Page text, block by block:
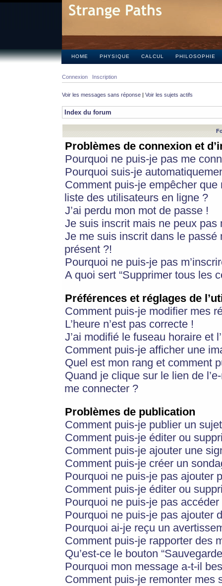
HOME PHYSIQUE CALCUL PHILOSOPHIE
Connexion Inscription
Voir les messages sans réponse | Voir les sujets actifs
Index du forum
Problèmes de connexion et
Pourquoi ne puis-je pas me
Pourquoi suis-je
Comment puis-je empêcher
liste des utilisateurs en ligne ?
J’ai perdu mon mot de passe !
Je suis inscrit mais ne peux pas
Je me suis inscrit dans le
présent ?!
Pourquoi ne puis-je pas
A quoi sert “Supprimer tous les
Préférences et réglages de
Comment puis-je modifier mes
L’heure n’est pas correcte !
J’ai modifié le fuseau horaire et
Comment puis-je afficher une
Quel est mon rang et comment
Quand je clique sur le lien de
me connecter ?
Problèmes de publication
Comment puis-je publier un
Comment puis-je éditer ou
Comment puis-je ajouter une
Comment puis-je créer un
Pourquoi ne puis-je pas ajouter
Comment puis-je éditer ou
Pourquoi ne puis-je pas
Pourquoi ne puis-je pas ajouter
Pourquoi ai-je reçu un
Comment puis-je rapporter des
Qu’est-ce le bouton
Pourquoi mon message a-t-il
Comment puis-je remonter mes